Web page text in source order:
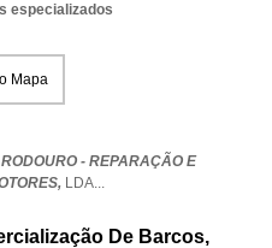
especializados
Mapa
- REPARAÇÃO E
LDA...
De Barcos,